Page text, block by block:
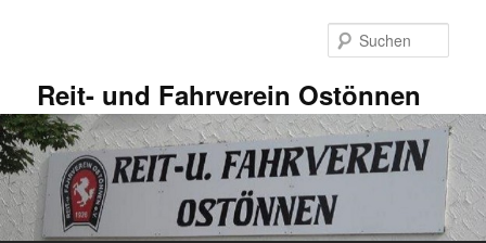
Reit- und Fahrverein Ostönnen